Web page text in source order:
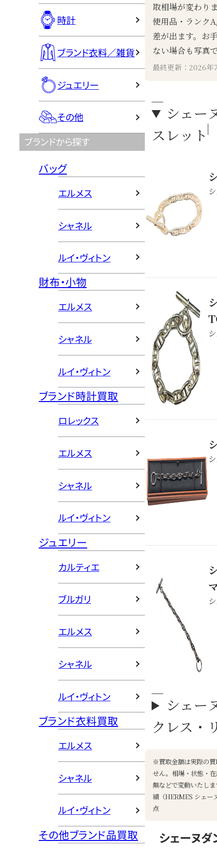
時計
ブランド衣料／雑貨
ジュエリー
その他
ブランドから探す
バッグ
エルメス
シャネル
ルイ・ヴィトン
財布・小物
エルメス
シャネル
ルイ・ヴィトン
ブランド時計買取
ロレックス
エルメス
シャネル
ルイ・ヴィトン
ジュエリー
カルティエ
ブルガリ
エルメス
シャネル
ルイ・ヴィトン
ブランド衣料買取
エルメス
シャネル
ルイ・ヴィトン
その他ブランド品買取
取相場が変わり
使用品・ランク
差が出ます。お
ない場合も写真
最終更新：2026年
シェー
スレット
シェー
クレス・
※買取金額は実際の
せん。相場・状態・
無などで変動いたし
績（HERMES シェー
点
シェーヌ